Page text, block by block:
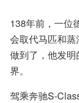
138年前，一位
会取代马匹和
做到了，他发
界。
驾乘奔驰S-